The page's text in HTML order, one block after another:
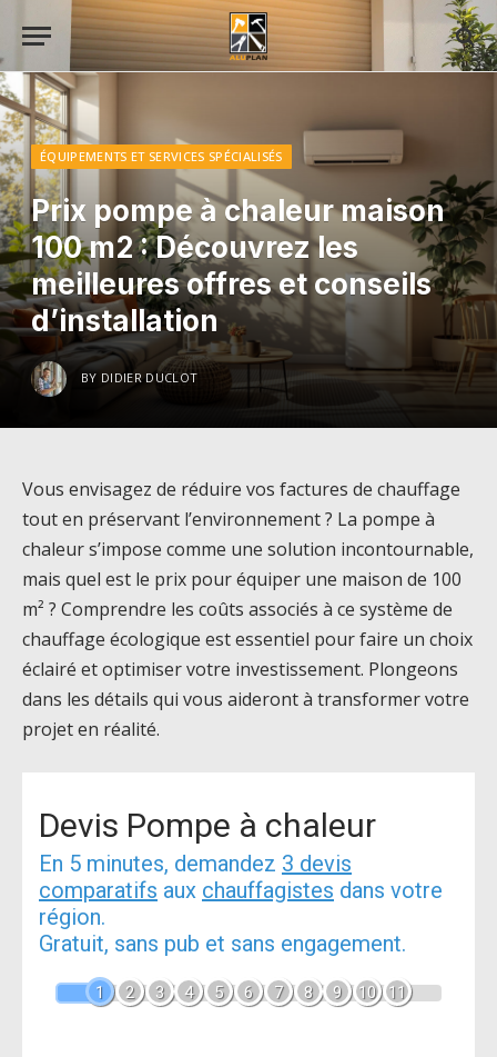
ÉQUIPEMENTS ET SERVICES SPÉCIALISÉS
Prix pompe à chaleur maison
100 m2 : Découvrez les
meilleures offres et conseils
d’installation
BY DIDIER DUCLOT
Vous envisagez de réduire vos factures de chauffage
tout en préservant l’environnement ? La pompe à
chaleur s’impose comme une solution incontournable,
mais quel est le prix pour équiper une maison de 100
m² ? Comprendre les coûts associés à ce système de
chauffage écologique est essentiel pour faire un choix
éclairé et optimiser votre investissement. Plongeons
dans les détails qui vous aideront à transformer votre
projet en réalité.
Devis Pompe à chaleur
En 5 minutes, demandez 3 devis
comparatifs aux chauffagistes dans votre
région.
Gratuit, sans pub et sans engagement.
1 2 3 4 5 6 7 8 9 10 11